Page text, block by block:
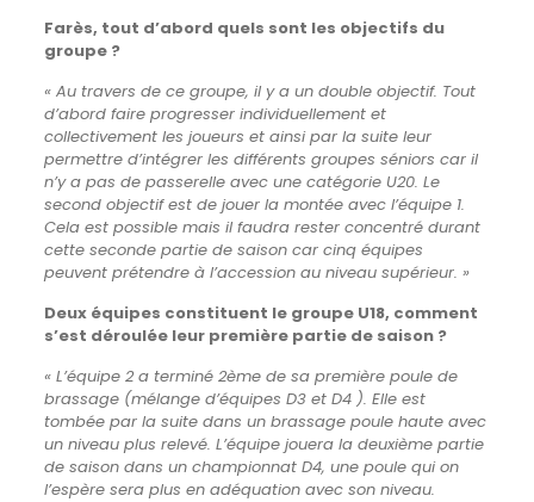
Farès, tout d’abord quels sont les objectifs du
groupe ?
« Au travers de ce groupe, il y a un double objectif. Tout
d’abord faire progresser individuellement et
collectivement les joueurs et ainsi par la suite leur
permettre d’intégrer les différents groupes séniors car il
n’y a pas de passerelle avec une catégorie U20. Le
second objectif est de jouer la montée avec l’équipe 1.
Cela est possible mais il faudra rester concentré durant
cette seconde partie de saison car cinq équipes
peuvent prétendre à l’accession au niveau supérieur. »
Deux équipes constituent le groupe U18, comment
s’est déroulée leur première partie de saison?
« L’équipe 2 a terminé 2ème de sa première poule de
brassage (mélange d’équipes D3 et D4 ). Elle est
tombée par la suite dans un brassage poule haute avec
un niveau plus relevé. L’équipe jouera la deuxième partie
de saison dans un championnat D4, une poule qui on
l’espère sera plus en adéquation avec son niveau.